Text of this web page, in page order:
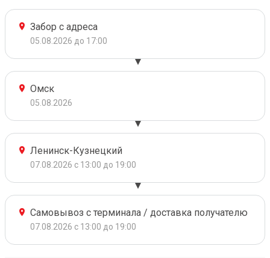
Забор с адреса
05.08.2026 до 17:00
Омск
05.08.2026
Ленинск-Кузнецкий
07.08.2026 с 13:00 до 19:00
Самовывоз с терминала / доставка получателю
07.08.2026 с 13:00 до 19:00